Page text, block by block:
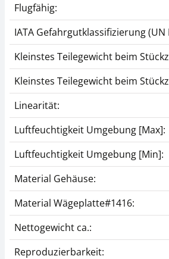
Flugfähig:
IATA Gefahrgutklassifizierung
Kleinstes Teilegewicht beim
Kleinstes Teilegewicht beim
Linearität:
Luftfeuchtigkeit Umgebung [Max]:
Luftfeuchtigkeit Umgebung [Min]:
Material Gehäuse:
Material Wägeplatte#1416:
Nettogewicht ca.:
Reproduzierbarkeit: